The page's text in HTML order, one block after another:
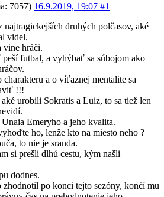
7057) 16.9.2019, 19:07 #1
najtragickejších druhých polčasov, aké
videl.
vine hráči.
futbal, a vyhýbať sa súbojom ako
charakteru a o víťaznej mentalite sa
!!!
urobili Sokratis a Luiz, to sa tiež len
Emeryho a jeho kvalita.
ho, lenže kto na miesto neho ?
to nie je sranda.
si prešli dlhú cestu, kým našli
dodnes.
zhodnotil po konci tejto sezóny, končí mu